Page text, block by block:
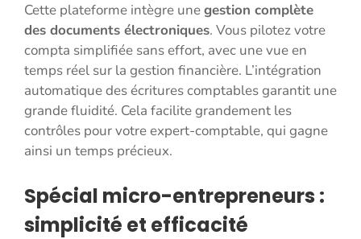
Cette plateforme intègre unegestion complète
des documents électroniques. Vous pilotez votre
compta simplifiée sans effort, avec une vue en
temps réel sur la gestion financière. L’intégration
automatique des écritures comptables garantit une
grande fluidité. Cela facilite grandement les
contrôles pour votre expert-comptable, qui gagne
ainsi un temps précieux.
Spécial micro-entrepreneurs :
simplicité et efficacité